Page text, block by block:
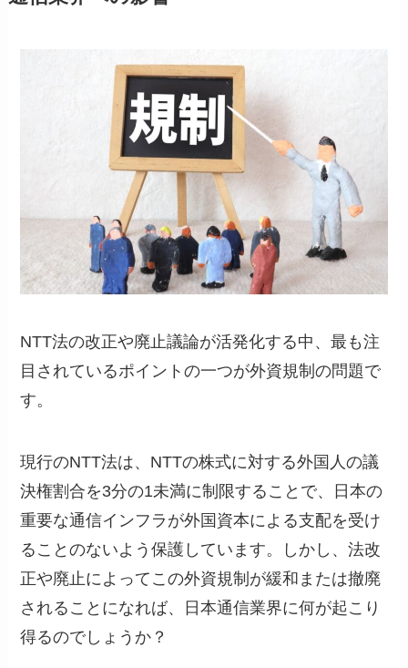
NTT法の改正や廃止議論が活発化する中、最も注
目されているポイントの一つが外資規制の問題で
す。
現行のNTT法は、NTTの株式に対する外国人の議
決権割合を3分の1未満に制限することで、日本の
重要な通信インフラが外国資本による支配を受け
ることのないよう保護しています。しかし、法改
正や廃止によってこの外資規制が緩和または撤廃
されることになれば、日本通信業界に何が起こり
得るのでしょうか？